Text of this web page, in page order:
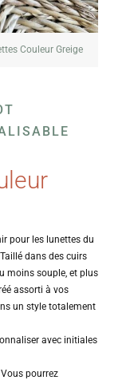
Couleur Greige
pour les lunettes du
dans des cuirs
moins souple, et plus
assorti à vos
un style totalement
avec initiales
pourrez